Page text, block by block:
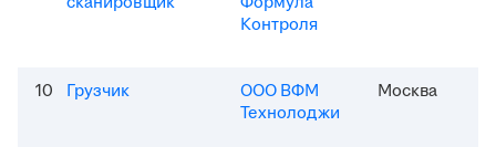
Контроля
10 Грузчик
ООО ВФМ
Технолоджи
Москва